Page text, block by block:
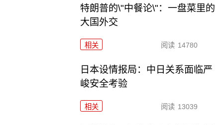
特朗普的\"中餐论\"：一盘菜里的
大国外交
相关 阅读 14780
日本设情报局：中日关系面临严
峻安全考验
相关 阅读 13039